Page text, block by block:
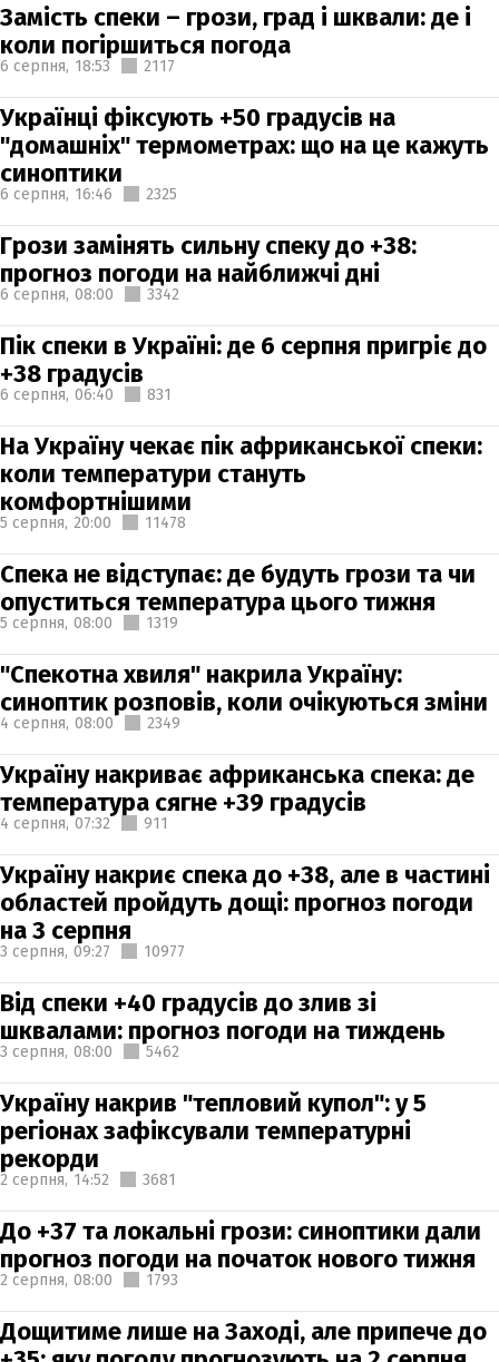
Замість спеки – грози, град і шквали: де і
коли погіршиться погода
6 серпня, 18:53 2117
Українці фіксують +50 градусів на
"домашніх" термометрах: що на це кажуть
синоптики
6 серпня, 16:46 2325
Грози замінять сильну спеку до +38:
прогноз погоди на найближчі дні
6 серпня, 08:00 3342
Пік спеки в Україні: де 6 серпня пригріє до
+38 градусів
6 серпня, 06:40 831
На Україну чекає пік африканської спеки:
коли температури стануть
комфортнішими
5 серпня, 20:00 11478
Спека не відступає: де будуть грози та чи
опуститься температура цього тижня
5 серпня, 08:00 1319
"Спекотна хвиля" накрила Україну:
синоптик розповів, коли очікуються зміни
4 серпня, 08:00 2349
Україну накриває африканська спека: де
температура сягне +39 градусів
4 серпня, 07:32 911
Україну накриє спека до +38, але в частині
областей пройдуть дощі: прогноз погоди
на 3 серпня
3 серпня, 09:27 10977
Від спеки +40 градусів до злив зі
шквалами: прогноз погоди на тиждень
3 серпня, 08:00 5462
Україну накрив "тепловий купол": у 5
регіонах зафіксували температурні
рекорди
2 серпня, 14:52 3681
До +37 та локальні грози: синоптики дали
прогноз погоди на початок нового тижня
2 серпня, 08:00 1793
Дощитиме лише на Заході, але припече до